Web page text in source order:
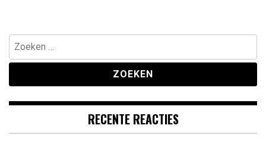
Zoeken
naar:
RECENTE REACTIES